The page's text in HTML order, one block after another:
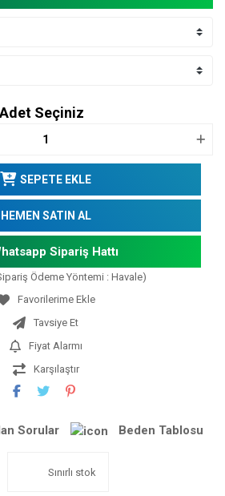
Adet Seçiniz
SEPETE EKLE
HEMEN SATIN AL
Sipariş Hattı
Ödeme Yöntemi : Havale)
Tavsiye Et
Fiyat Alarmı
Karşılaştır
Sorular Beden Tablosu
Sınırlı stok